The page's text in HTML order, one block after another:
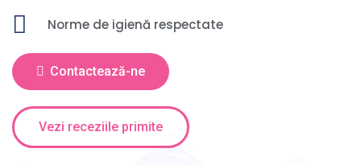
Norme de igienă respectate
Contactează-ne
Vezi receziile primite